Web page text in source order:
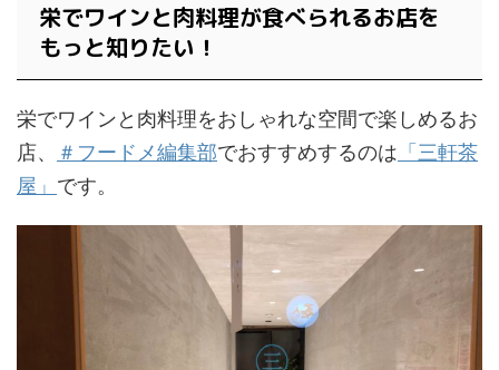
栄でワインと肉料理が食べられるお店を
もっと知りたい！
栄でワインと肉料理をおしゃれな空間で楽しめるお
店、
＃フードメ編集部でおすすめするのは 「三軒茶
屋」 です。